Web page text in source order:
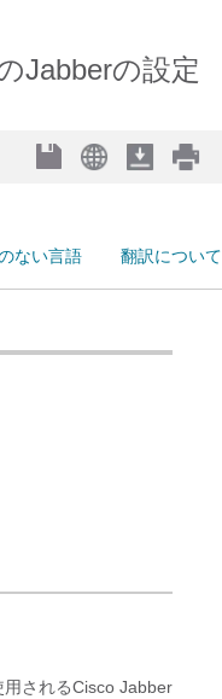
Jabberの設定
ない言語
翻訳について
されるCisco Jabber